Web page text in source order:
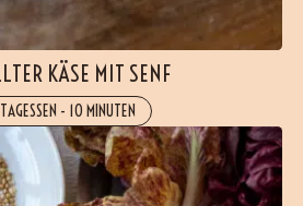
KÄSE MIT SENF
- 10 MINUTEN